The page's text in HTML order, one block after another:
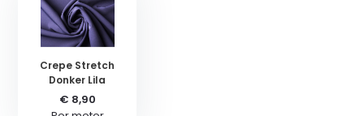
Crepe Stretch
Donker Lila
€ 8,90